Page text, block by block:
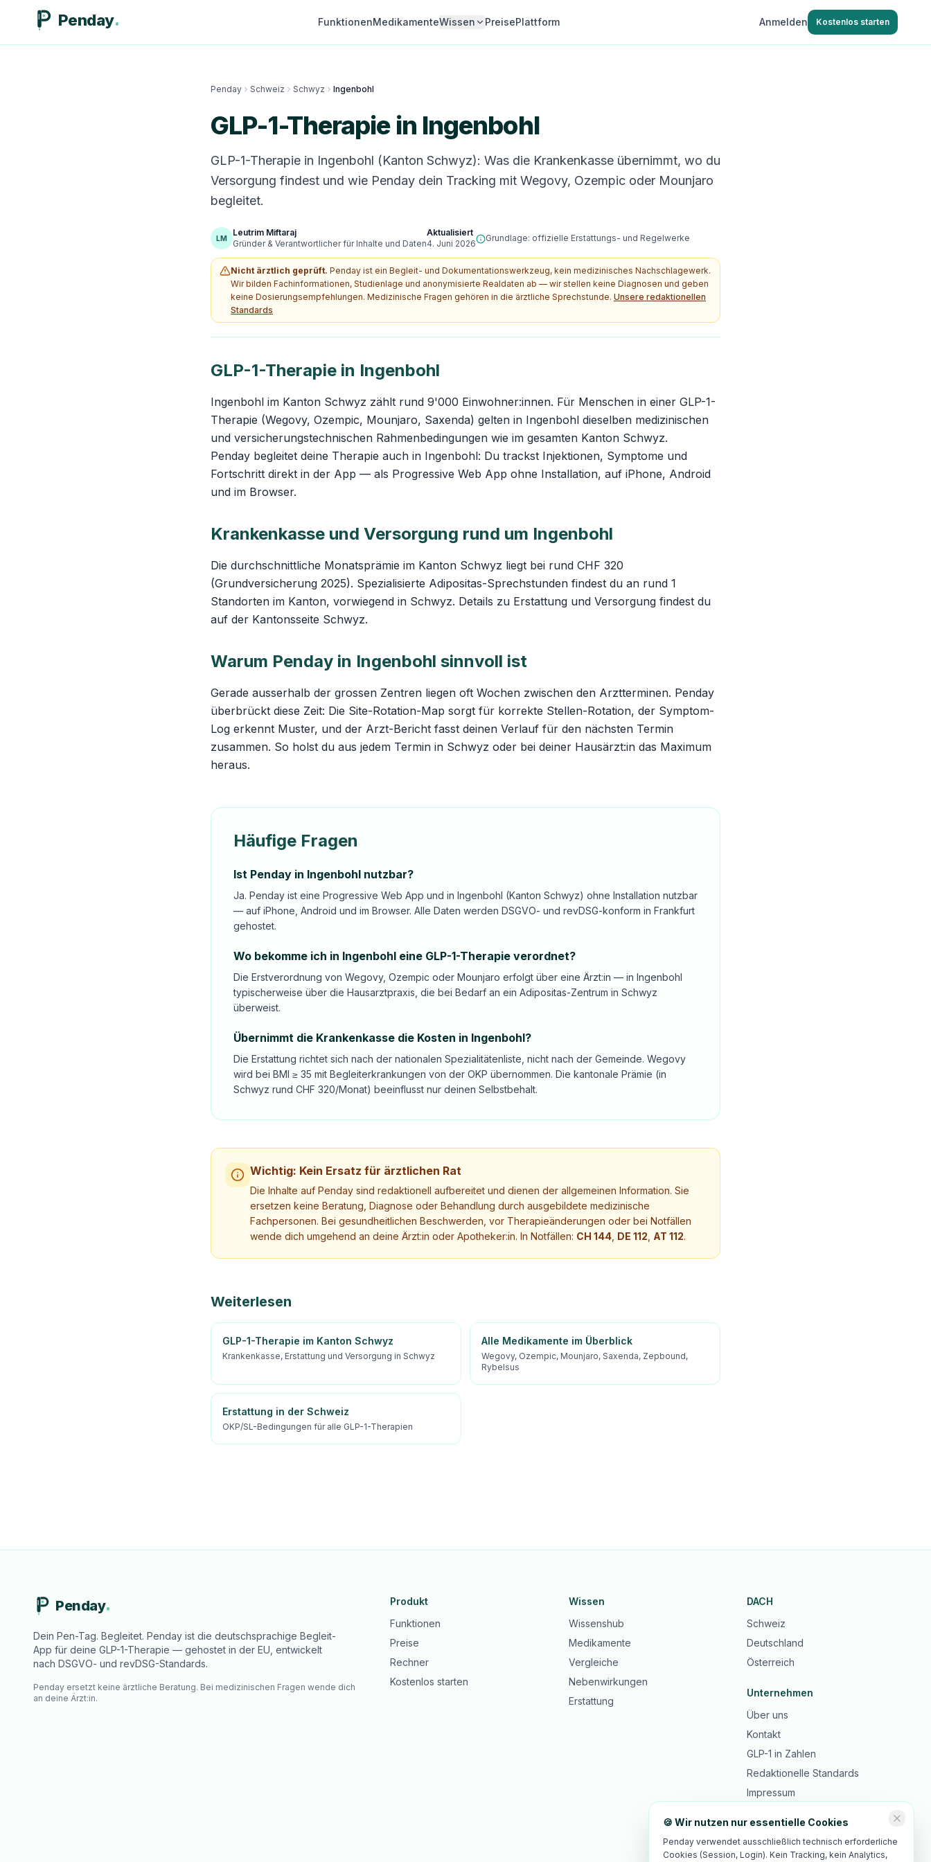
Penday FunktionenMedikamenteWissen PreisePlattform Anmelden Kostenlos starten
Penday Schweiz Schwyz Ingenbohl
GLP-1-Therapie in Ingenbohl
GLP-1-Therapie in Ingenbohl (Kanton Schwyz): Was die Krankenkasse übernimmt, wo du
Versorgung findest und wie Penday dein Tracking mit Wegovy, Ozempic oder Mounjaro
begleitet.
LM
Leutrim Miftaraj
Gründer & Verantwortlicher für Inhalte und Daten
Aktualisiert
4. Juni 2026
Grundlage: offizielle Erstattungs- und Regelwerke
Nicht ärztlich geprüft. Penday ist ein Begleit- und Dokumentationswerkzeug, kein medizinisches Nachschlagewerk.
Wir bilden Fachinformationen, Studienlage und anonymisierte Realdaten ab — wir stellen keine Diagnosen und geben
keine Dosierungsempfehlungen. Medizinische Fragen gehören in die ärztliche Sprechstunde. Unsere redaktionellen
Standards
GLP-1-Therapie in Ingenbohl
Ingenbohl im Kanton Schwyz zählt rund 9'000 Einwohner:innen. Für Menschen in einer GLP-1-
Therapie (Wegovy, Ozempic, Mounjaro, Saxenda) gelten in Ingenbohl dieselben medizinischen
und versicherungstechnischen Rahmenbedingungen wie im gesamten Kanton Schwyz.
Penday begleitet deine Therapie auch in Ingenbohl: Du trackst Injektionen, Symptome und
Fortschritt direkt in der App — als Progressive Web App ohne Installation, auf iPhone, Android
und im Browser.
Krankenkasse und Versorgung rund um Ingenbohl
Die durchschnittliche Monatsprämie im Kanton Schwyz liegt bei rund CHF 320
(Grundversicherung 2025). Spezialisierte Adipositas-Sprechstunden findest du an rund 1
Standorten im Kanton, vorwiegend in Schwyz. Details zu Erstattung und Versorgung findest du
auf der Kantonsseite Schwyz.
Warum Penday in Ingenbohl sinnvoll ist
Gerade ausserhalb der grossen Zentren liegen oft Wochen zwischen den Arztterminen. Penday
überbrückt diese Zeit: Die Site-Rotation-Map sorgt für korrekte Stellen-Rotation, der Symptom-
Log erkennt Muster, und der Arzt-Bericht fasst deinen Verlauf für den nächsten Termin
zusammen. So holst du aus jedem Termin in Schwyz oder bei deiner Hausärzt:in das Maximum
heraus.
Häufige Fragen
Ist Penday in Ingenbohl nutzbar?
Ja. Penday ist eine Progressive Web App und in Ingenbohl (Kanton Schwyz) ohne Installation nutzbar
— auf iPhone, Android und im Browser. Alle Daten werden DSGVO- und revDSG-konform in Frankfurt
gehostet.
Wo bekomme ich in Ingenbohl eine GLP-1-Therapie verordnet?
Die Erstverordnung von Wegovy, Ozempic oder Mounjaro erfolgt über eine Ärzt:in — in Ingenbohl
typischerweise über die Hausarztpraxis, die bei Bedarf an ein Adipositas-Zentrum in Schwyz
überweist.
Übernimmt die Krankenkasse die Kosten in Ingenbohl?
Die Erstattung richtet sich nach der nationalen Spezialitätenliste, nicht nach der Gemeinde. Wegovy
wird bei BMI ≥ 35 mit Begleiterkrankungen von der OKP übernommen. Die kantonale Prämie (in
Schwyz rund CHF 320/Monat) beeinflusst nur deinen Selbstbehalt.
Wichtig: Kein Ersatz für ärztlichen Rat
Die Inhalte auf Penday sind redaktionell aufbereitet und dienen der allgemeinen Information. Sie
ersetzen keine Beratung, Diagnose oder Behandlung durch ausgebildete medizinische
Fachpersonen. Bei gesundheitlichen Beschwerden, vor Therapieänderungen oder bei Notfällen
wende dich umgehend an deine Ärzt:in oder Apotheker:in. In Notfällen: CH 144 DE 112 AT 112.
Weiterlesen
GLP-1-Therapie im Kanton Schwyz
Krankenkasse, Erstattung und Versorgung in Schwyz
Alle Medikamente im Überblick
Wegovy, Ozempic, Mounjaro, Saxenda, Zepbound,
Rybelsus
Erstattung in der Schweiz
OKP/SL-Bedingungen für alle GLP-1-Therapien
Penday
Dein Pen-Tag. Begleitet. Penday ist die deutschsprachige Begleit-
App für deine GLP-1-Therapie — gehostet in der EU, entwickelt
nach DSGVO- und revDSG-Standards.
Penday ersetzt keine ärztliche Beratung. Bei medizinischen Fragen wende dich
an deine Ärzt:in.
Produkt
Funktionen
Preise
Rechner
Kostenlos starten
Wissen
Wissenshub
Medikamente
Vergleiche
Nebenwirkungen
Erstattung
DACH
Schweiz
Deutschland
Österreich
Unternehmen
Über uns
Kontakt
GLP-1 in Zahlen
Redaktionelle Standards
Impressum
🍪 Wir nutzen nur essentielle Cookies
Penday verwendet ausschließlich technisch erforderliche
Cookies (Session, Login). Kein Tracking, kein Analytics,